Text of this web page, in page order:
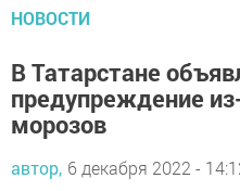
предупреждение
морозов
автор,